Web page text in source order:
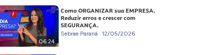
06:24
Como ORGANIZAR sua EMPRESA.
Reduzir erros e crescer com
SEGURANÇA.
Sebrae Paraná 12/05/2026